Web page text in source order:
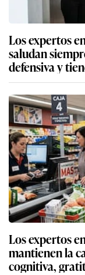
Los expertos
saludan
defensiva y
Los expertos
mantienen la
cognitiva,